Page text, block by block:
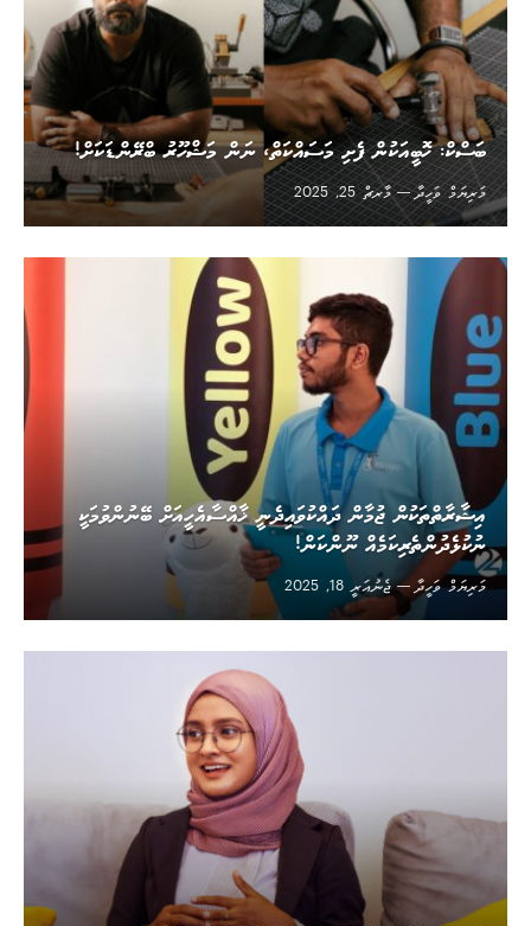
ބަސްކް: ހޮބީއަކުން ފެށި މަސައްކަތް، ނަން މަޝްހޫރު ބްރޭންޑަކަށް!
މަރިޔަމް ވަހީދާ
މާރޗް 25, 2025
އިޝާރާތްތަކުން ޖުމާން ދައްކުވައިދެނީ ޚާއްސާއެހީއަށް ބޭނުންވުމަކީ
ނުކުޅެދުންތެރިކަމެއް ނޫންކަން!
މަރިޔަމް ވަހީދާ
ޖެނުއަރީ 18, 2025